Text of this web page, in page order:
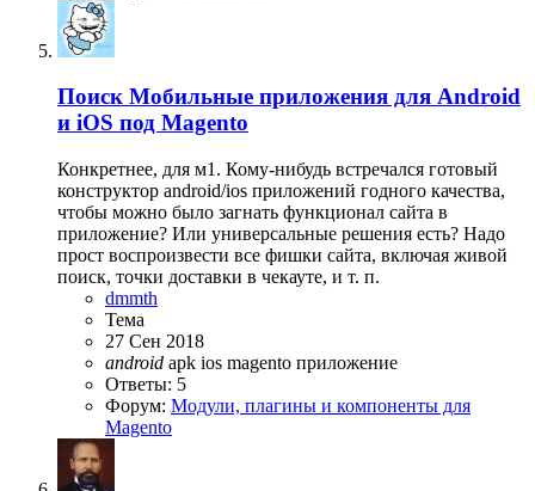
Поиск Мобильные приложения для Android
и iOS под Magento
Конкретнее, для м1. Кому-нибудь встречался готовый
конструктор android/ios приложений годного качества,
чтобы можно было загнать функционал сайта в
приложение? Или универсальные решения есть? Надо
прост воспроизвести все фишки сайта, включая живой
поиск, точки доставки в чекауте, и т. п.
dmmth
Тема
27 Сен 2018
android apk ios magento приложение
Ответы: 5
Форум: Модули, плагины и компоненты для
Magento